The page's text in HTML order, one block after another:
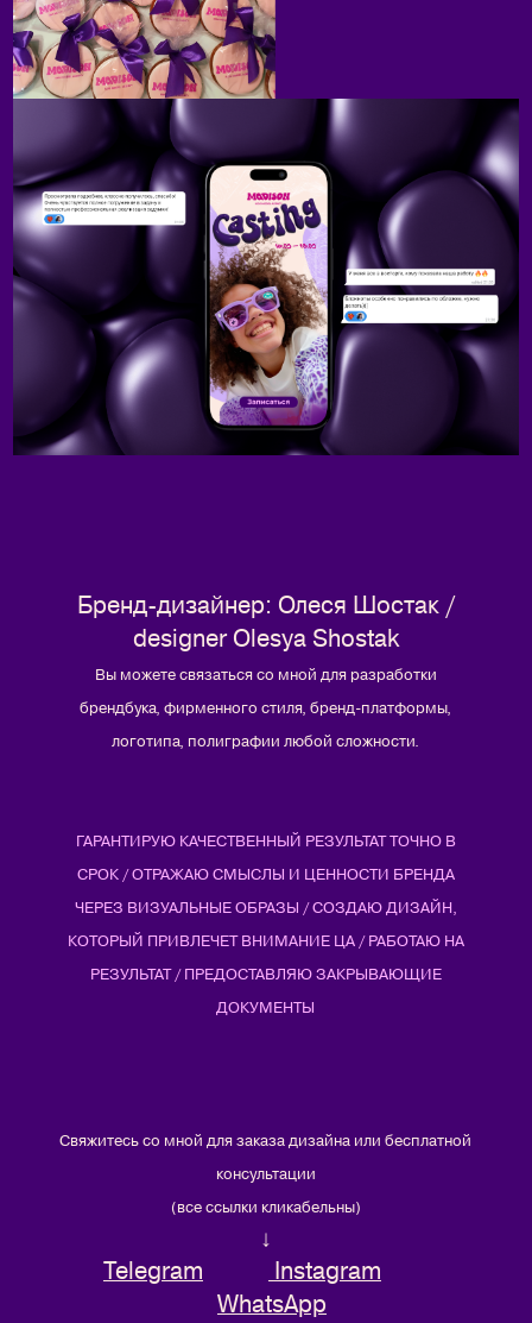
Бренд-дизайнер: Олеся Шостак /
designer Olesya Shostak
Вы можете связаться со мной для разработки
брендбука, фирменного стиля, бренд-платформы,
логотипа, полиграфии любой сложности.
ГАРАНТИРУЮ КАЧЕСТВЕННЫЙ РЕЗУЛЬТАТ ТОЧНО В
СРОК / ОТРАЖАЮ СМЫСЛЫ И ЦЕННОСТИ БРЕНДА
ЧЕРЕЗ ВИЗУАЛЬНЫЕ ОБРАЗЫ / СОЗДАЮ ДИЗАЙН,
КОТОРЫЙ ПРИВЛЕЧЕТ ВНИМАНИЕ ЦА / РАБОТАЮ НА
РЕЗУЛЬТАТ / ПРЕДОСТАВЛЯЮ ЗАКРЫВАЮЩИЕ
ДОКУМЕНТЫ
Свяжитесь со мной для заказа дизайна или бесплатной
консультации
(все ссылки кликабельны)
↓
Telegram
Instagram
WhatsApp